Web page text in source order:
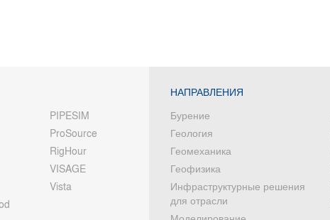
PIPESIM
ProSource
RigHour
VISAGE
Vista
НАПРАВЛЕНИЯ
Бурение
Геология
Геомеханика
Геофизика
Инфраструктурные решения
для отрасли